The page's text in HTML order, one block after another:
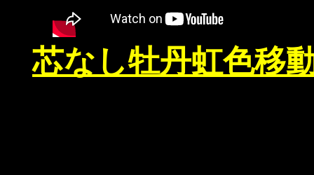
芯なし牡丹虹色移